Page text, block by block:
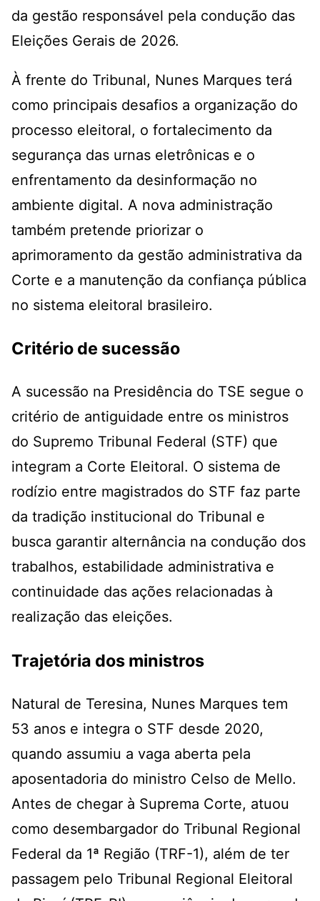
da gestão responsável pela condução das
Eleições Gerais de 2026.
À frente do Tribunal, Nunes Marques terá
como principais desafios a organização do
processo eleitoral, o fortalecimento da
segurança das urnas eletrônicas e o
enfrentamento da desinformação no
ambiente digital. A nova administração
também pretende priorizar o
aprimoramento da gestão administrativa da
Corte e a manutenção da confiança pública
no sistema eleitoral brasileiro.
Critério de sucessão
A sucessão na Presidência do TSE segue o
critério de antiguidade entre os ministros
do Supremo Tribunal Federal (STF) que
integram a Corte Eleitoral. O sistema de
rodízio entre magistrados do STF faz parte
da tradição institucional do Tribunal e
busca garantir alternância na condução dos
trabalhos, estabilidade administrativa e
continuidade das ações relacionadas à
realização das eleições.
Trajetória dos ministros
Natural de Teresina, Nunes Marques tem
53 anos e integra o STF desde 2020,
quando assumiu a vaga aberta pela
aposentadoria do ministro Celso de Mello.
Antes de chegar à Suprema Corte, atuou
como desembargador do Tribunal Regional
Federal da 1ª Região (TRF-1), além de ter
passagem pelo Tribunal Regional Eleitoral